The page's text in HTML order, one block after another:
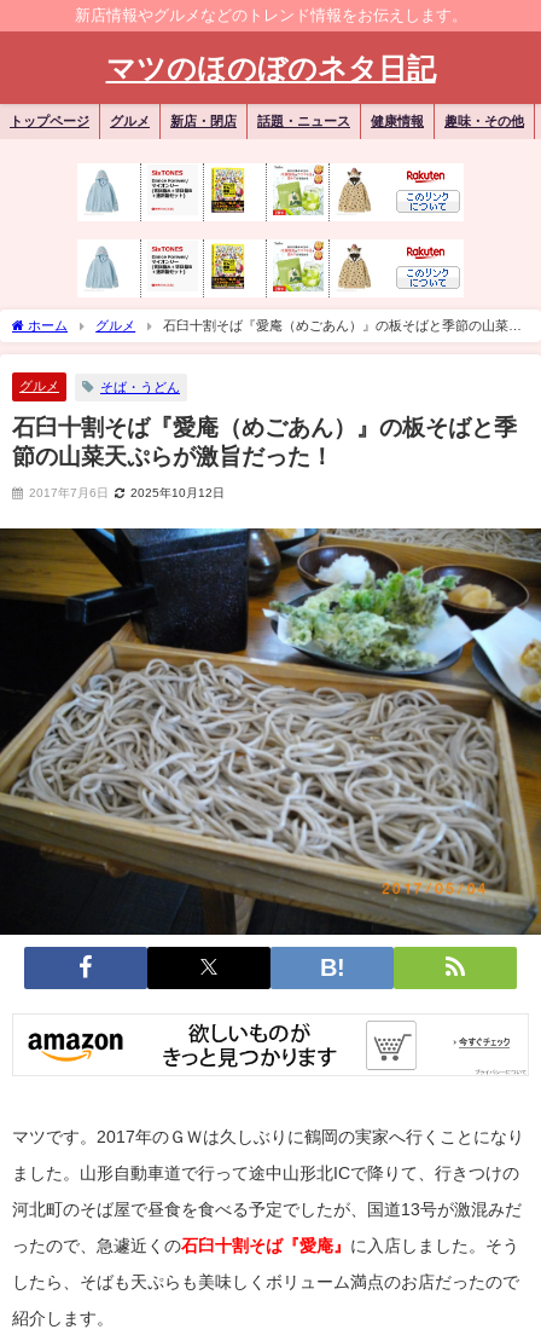
新店情報やグルメなどのトレンド情報をお伝えします。
マツのほのぼのネタ日記
トップページ グルメ 新店・閉店 話題・ニュース 健康情報 趣味・その他
ホーム グルメ
石臼十割そば『愛庵（めごあん）』の板そばと季節の山菜天
ぷらが激旨だった！
グルメ そば・うどん
石臼十割そば『愛庵（めごあん）』の板そばと季
節の山菜天ぷらが激旨だった！
2017年7月6日 2025年10月12日
マツです。2017年のＧＷは久しぶりに鶴岡の実家へ行くことになり
ました。山形自動車道で行って途中山形北ICで降りて、行きつけの
河北町のそば屋で昼食を食べる予定でしたが、国道13号が激混みだ
ったので、急遽近くの石臼十割そば『愛庵』 に入店しました。そう
したら、そばも天ぷらも美味しくボリューム満点のお店だったので
紹介します。